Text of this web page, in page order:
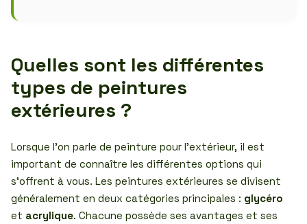
Quelles sont les différentes
types de peintures
extérieures ?
Lorsque l’on parle de peinture pour l’extérieur, il est
important de connaître les différentes options qui
s’offrent à vous. Les peintures extérieures se divisent
généralement en deux catégories principales : glycéro
et acrylique. Chacune possède ses avantages et ses